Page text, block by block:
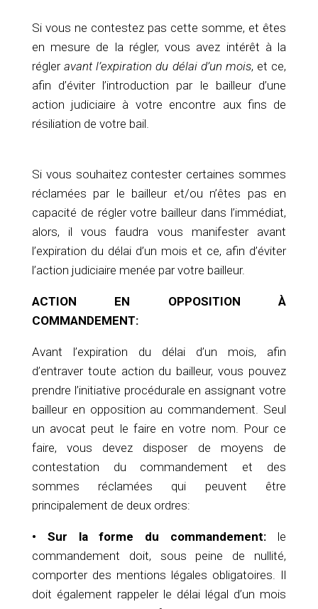
Si vous ne contestez pas cette somme, et êtes
en mesure de la régler, vous avez intérêt à la
régler avant l’expiration du délai d’un mois, et ce,
afin d’éviter l’introduction par le bailleur d’une
action judiciaire à votre encontre aux fins de
résiliation de votre bail.
Si vous souhaitez contester certaines sommes
réclamées par le bailleur et/ou n’êtes pas en
capacité de régler votre bailleur dans l’immédiat,
alors, il vous faudra vous manifester avant
l’expiration du délai d’un mois et ce, afin d’éviter
l’action judiciaire menée par votre bailleur.
ACTION EN OPPOSITION À
COMMANDEMENT:
Avant l’expiration du délai d’un mois, afin
d’entraver toute action du bailleur, vous pouvez
prendre l’initiative procédurale en assignant votre
bailleur en opposition au commandement. Seul
un avocat peut le faire en votre nom. Pour ce
faire, vous devez disposer de moyens de
contestation du commandement et des
sommes réclamées qui peuvent être
principalement de deux ordres:
• Sur la forme du commandement: le
commandement doit, sous peine de nullité,
comporter des mentions légales obligatoires. Il
doit également rappeler le délai légal d’un mois